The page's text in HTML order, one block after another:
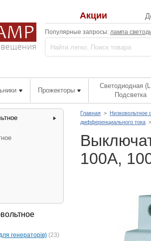
Акции
Популярные запросы: лампа
Прожекторы
Светодиодная
Подсветка
Главная > Низковольтное
дифференциального тока
100А,
генераторів) (23)